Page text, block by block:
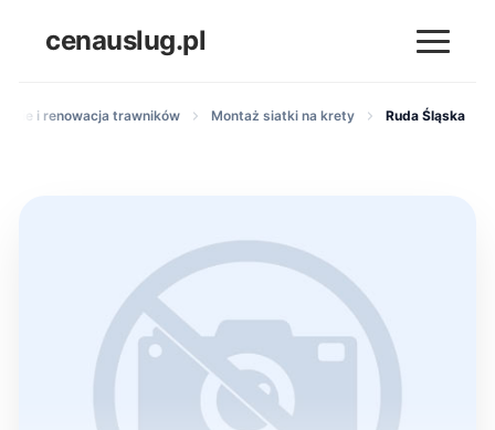
cenauslug.pl
i renowacja trawników Montaż siatki na krety Ruda Śląska